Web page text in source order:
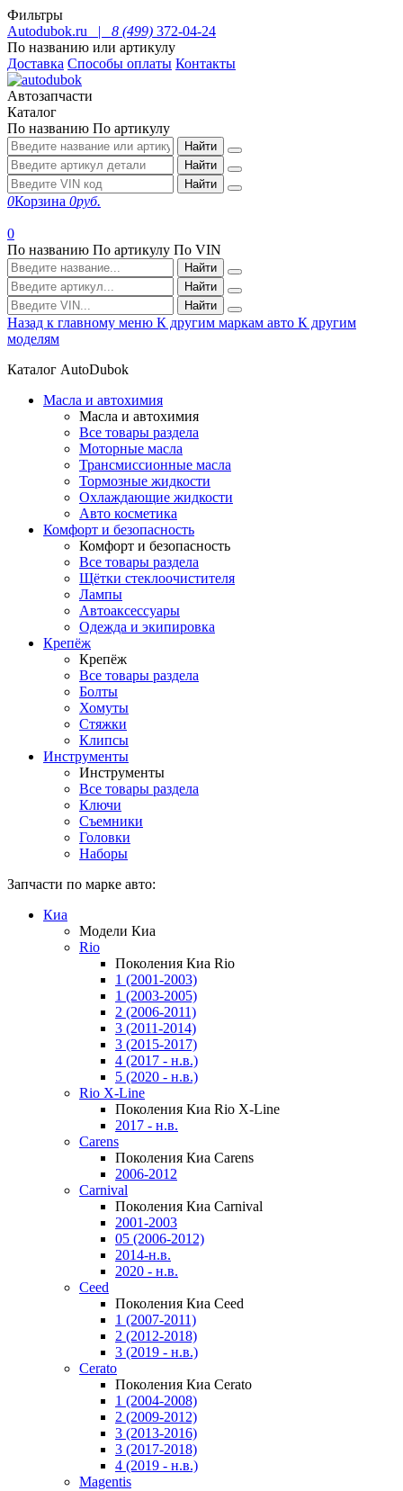
Фильтры
Autodubok.ru |
8 (499) 372-04-24
По названию или артикулу
Доставка Способы оплаты Контакты
Автозапчасти
Каталог
По названию По артикулу
Найти
Найти
Найти
0Корзина 0руб.
0
По названию По артикулу По VIN
Найти
Найти
Найти
Назад к главному меню К другим маркам авто К другим
моделям
Каталог AutoDubok
Масла и автохимия
Масла и автохимия
Все товары раздела
Моторные масла
Трансмиссионные масла
Тормозные жидкости
Охлаждающие жидкости
Авто косметика
Комфорт и безопасность
Комфорт и безопасность
Все товары раздела
Щётки стеклоочистителя
Лампы
Автоаксессуары
Одежда и экипировка
Крепёж
Крепёж
Все товары раздела
Болты
Хомуты
Стяжки
Клипсы
Инструменты
Инструменты
Все товары раздела
Ключи
Съемники
Головки
Наборы
Запчасти по марке авто:
Киа
Модели Киа
Rio
Поколения Киа Rio
1 (2001-2003)
1 (2003-2005)
2 (2006-2011)
3 (2011-2014)
3 (2015-2017)
4 (2017 - н.в.)
5 (2020 - н.в.)
Rio X-Line
Поколения Киа Rio X-Line
2017 - н.в.
Carens
Поколения Киа Carens
2006-2012
Carnival
Поколения Киа Carnival
2001-2003
05 (2006-2012)
2014-н.в.
2020 - н.в.
Ceed
Поколения Киа Ceed
1 (2007-2011)
2 (2012-2018)
3 (2019 - н.в.)
Cerato
Поколения Киа Cerato
1 (2004-2008)
2 (2009-2012)
3 (2013-2016)
3 (2017-2018)
4 (2019 - н.в.)
Magentis